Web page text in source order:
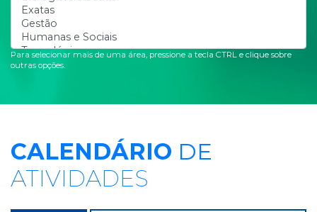
Para selecionar mais de uma área, pressione a tecla CTRL e clique sobre
outras opções.
CALENDÁRIO DE
ATIVIDADES